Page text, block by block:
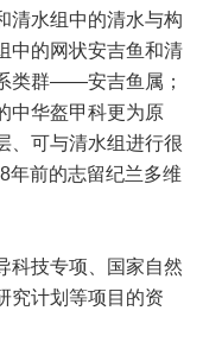
清水组中的清水与构
的网状安吉鱼和清
类群——安吉鱼属；
中华盔甲科更为原
、可与清水组进行很
年前的志留纪兰多维
技专项、国家自然
究计划等项目的资